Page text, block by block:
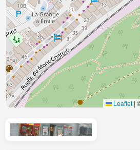
Leaflet |